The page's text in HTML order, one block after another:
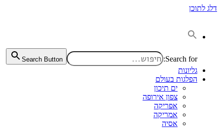
דלג לתוכן
Search for:
Search Button
גליונות
הפלגות בעולם
ים תיכון
צפון אירופה
אפריקה
אמריקה
אסיה